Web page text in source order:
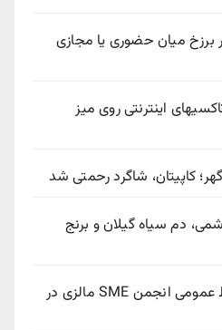
برزخ میان حضوری یا مجازی
اینترنتی روی میز
کاپیتان، شاگرد رحمتی شد
دم سیاه گیلان و برنج
محمدرضا باقری مدیر روابط عمومی انجمن SME مالزی در